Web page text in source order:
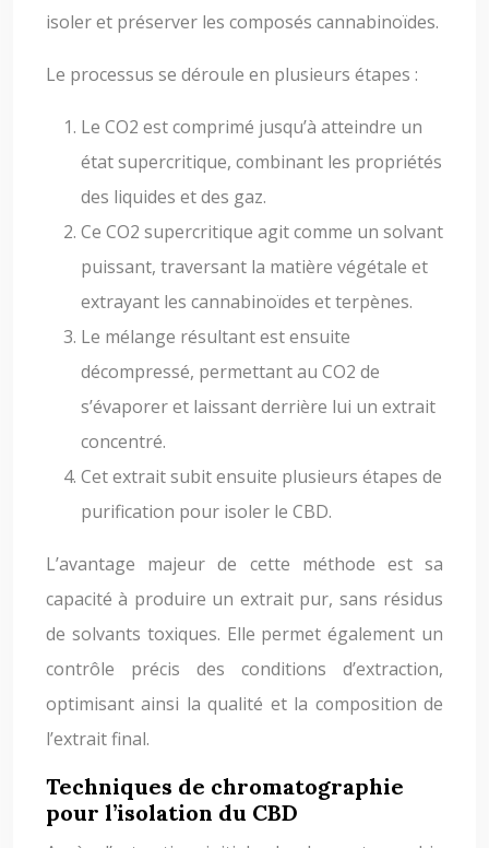
isoler et préserver les composés cannabinoïdes.
Le processus se déroule en plusieurs étapes :
Le CO2 est comprimé jusqu’à atteindre un
état supercritique, combinant les propriétés
des liquides et des gaz.
Ce CO2 supercritique agit comme un solvant
puissant, traversant la matière végétale et
extrayant les cannabinoïdes et terpènes.
Le mélange résultant est ensuite
décompressé, permettant au CO2 de
s’évaporer et laissant derrière lui un extrait
concentré.
Cet extrait subit ensuite plusieurs étapes de
purification pour isoler le CBD.
L’avantage majeur de cette méthode est sa
capacité à produire un extrait pur, sans résidus
de solvants toxiques. Elle permet également un
contrôle précis des conditions d’extraction,
optimisant ainsi la qualité et la composition de
l’extrait final.
Techniques de chromatographie
pour l’isolation du CBD